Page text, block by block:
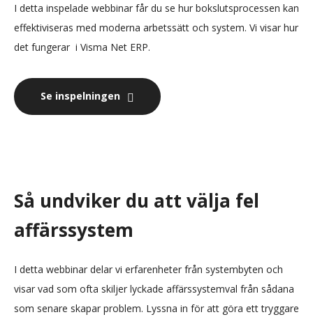
I detta inspelade webbinar får du se hur bokslutsprocessen kan
effektiviseras med moderna arbetssätt och system. Vi visar hur
det fungerar i Visma Net ERP.
Se inspelningen
Så undviker du att välja fel
affärssystem
I detta webbinar delar vi erfarenheter från systembyten och
visar vad som ofta skiljer lyckade affärssystemval från sådana
som senare skapar problem. Lyssna in för att göra ett tryggare